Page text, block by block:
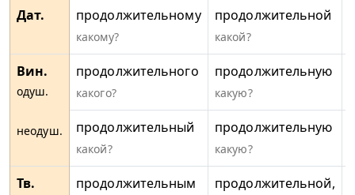
Дат. продолжительному
какому?
продолжительной
какой?
Вин.
одуш.
неодуш.
продолжительного
какого?
продолжительную
какую?
продолжительный
какой?
продолжительную
какую?
Тв. продолжительным
продолжительной,